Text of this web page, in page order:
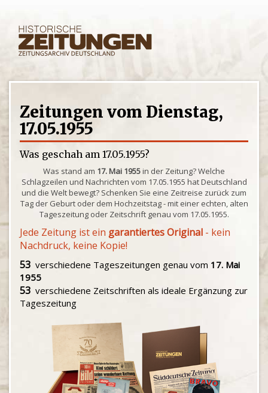
Zeitungen vom Dienstag,
17.05.1955
Was geschah am 17.05.1955?
Was stand am 17. Mai 1955in der Zeitung? Welche
Schlagzeilen und Nachrichten vom 17.05.1955 hat Deutschland
und die Welt bewegt? Schenken Sie eine Zeitreise zurück zum
Tag der Geburt oder dem Hochzeitstag - mit einer echten, alten
Tageszeitung oder Zeitschrift genau vom 17.05.1955.
Jede Zeitung ist ein garantiertes Original - kein
Nachdruck, keine Kopie!
53 verschiedene Tageszeitungen genau vom 17. Mai
1955
53 verschiedene Zeitschriften als ideale Ergänzung zur
Tageszeitung